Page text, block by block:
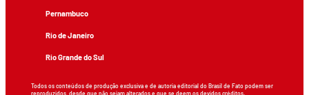
Pernambuco
Rio de Janeiro
Rio Grande do Sul
Todos os conteúdos de produção exclusiva e de autoria editorial do Brasil de Fato podem ser